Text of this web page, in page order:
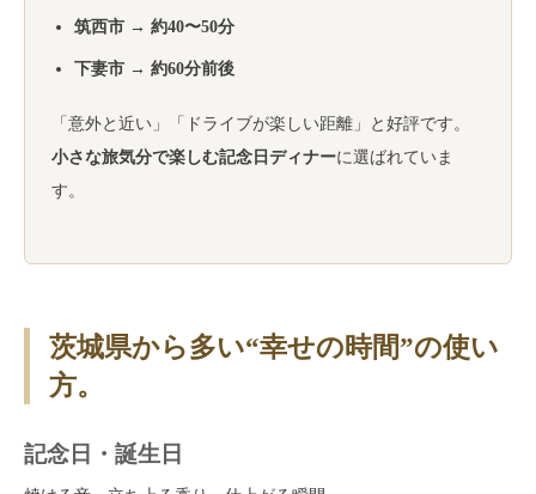
筑西市 → 約40〜50分
下妻市 → 約60分前後
「意外と近い」「ドライブが楽しい距離」と好評です。
小さな旅気分で楽しむ記念日ディナーに選ばれていま
す。
茨城県から多い“幸せの時間”の使い
方。
記念日・誕生日